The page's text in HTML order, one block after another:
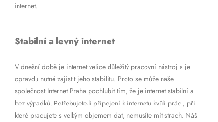
internet.
Stabilní a levný internet
V dnešní době je internet velice důležitý pracovní nástroj a je
opravdu nutné zajistit jeho stabilitu. Proto se může naše
společnost Internet Praha pochlubit tím, že je internet stabilní a
bez výpadků. Potřebujete-li připojení k internetu kvůli práci, při
které pracujete s velkým objemem dat, nemusíte mít strach. Náš